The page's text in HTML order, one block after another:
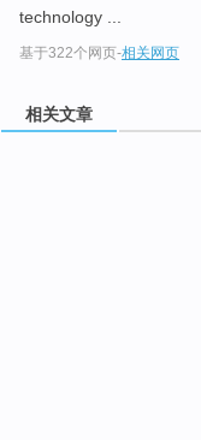
technology ...
基于322个网页-相关网页
相关文章